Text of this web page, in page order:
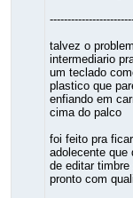
talvez o
intermediario
um teclado
plastico que
enfiando em
cima do palco
foi feito pra
adolecente que
de editar
pronto com